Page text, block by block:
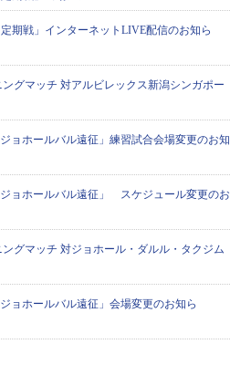
定期戦」インターネットLIVE配信のお知ら
グマッチ 対アルビレックス新潟シンガポー
ョホールバル遠征」練習試合会場変更のお知
ョホールバル遠征」 スケジュール変更のお
グマッチ 対ジョホール・ダルル・タクジム
ョホールバル遠征」会場変更のお知ら